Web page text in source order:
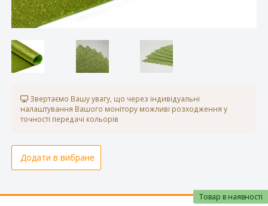
Звертаємо Вашу увагу, що через індивідуальні
налаштування Вашого монітору можливі розходження у
точності передачі кольорів
Додати в вибране
Товар в наявності